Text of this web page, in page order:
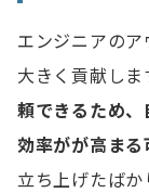
エンジニアの
大きく貢献しま
頼できるため
効率がが高まる
立ち上げたば